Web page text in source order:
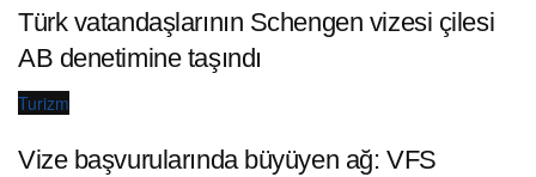
Türk vatandaşlarının Schengen vizesi çilesi
AB denetimine taşındı
Turizm
Vize başvurularında büyüyen ağ: VFS